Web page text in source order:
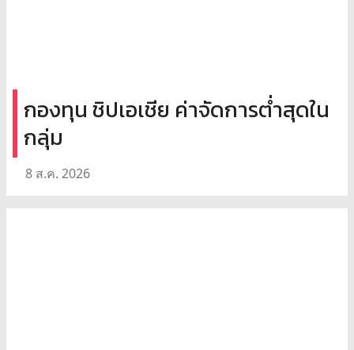
กองทุน ชิปเอเชีย ค่าจัดการต่ำสุดใน
กลุ่ม
8 ส.ค. 2026